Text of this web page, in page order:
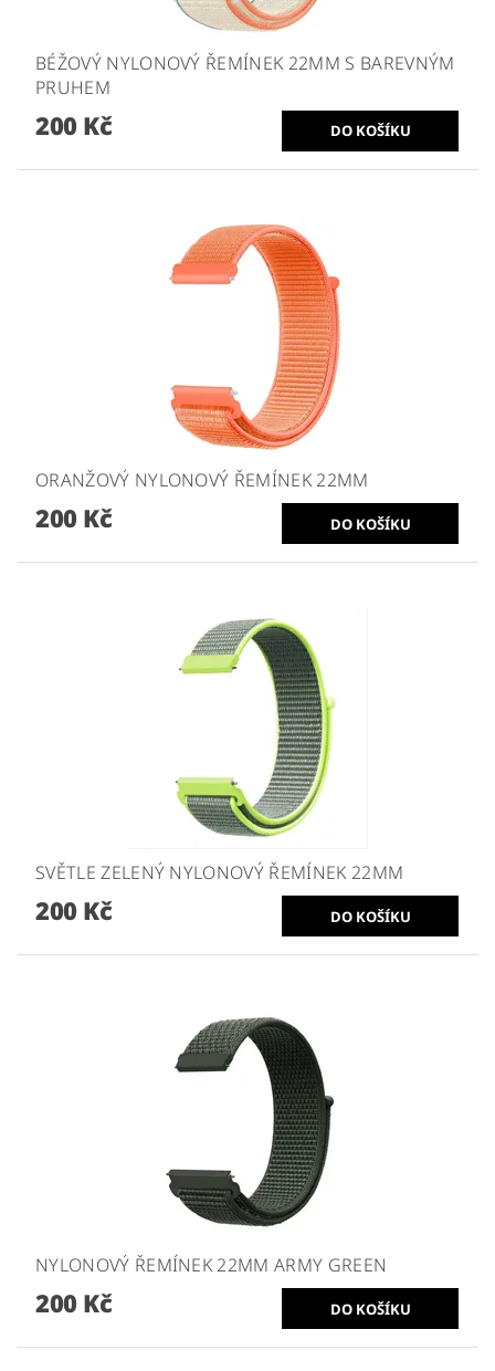
BÉŽOVÝ NYLONOVÝ ŘEMÍNEK 22MM S BAREVNÝM
PRUHEM
200 Kč
ORANŽOVÝ NYLONOVÝ ŘEMÍNEK 22MM
200 Kč
SVĚTLE ZELENÝ NYLONOVÝ ŘEMÍNEK 22MM
200 Kč
NYLONOVÝ ŘEMÍNEK 22MM ARMY GREEN
200 Kč